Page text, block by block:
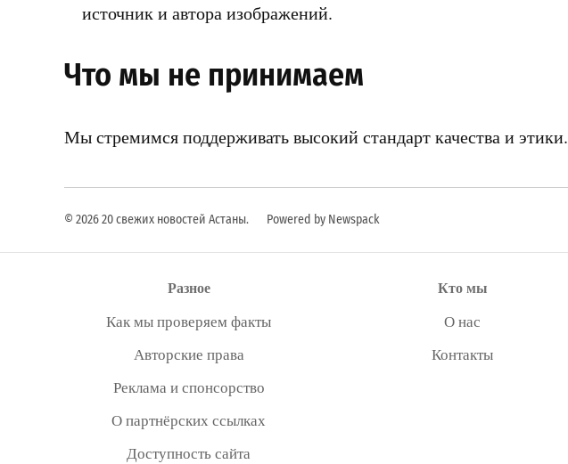
источник и автора изображений.
Что мы не принимаем
Мы стремимся поддерживать высокий стандарт качества и этики.
© 2026 20 свежих новостей Астаны. Powered by Newspack
Разное
Как мы проверяем факты
Авторские права
Реклама и спонсорство
О партнёрских ссылках
Доступность сайта
Кто мы
О нас
Контакты